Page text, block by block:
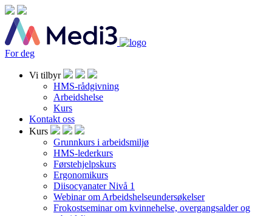
For deg
Vi tilbyr
HMS-rådgivning
Arbeidshelse
Kurs
Kontakt oss
Kurs
Grunnkurs i arbeidsmiljø
HMS-lederkurs
Førstehjelpskurs
Ergonomikurs
Diisocyanater Nivå 1
Webinar om Arbeidshelseundersøkelser
Frokostseminar om kvinnehelse, overgangsalder og